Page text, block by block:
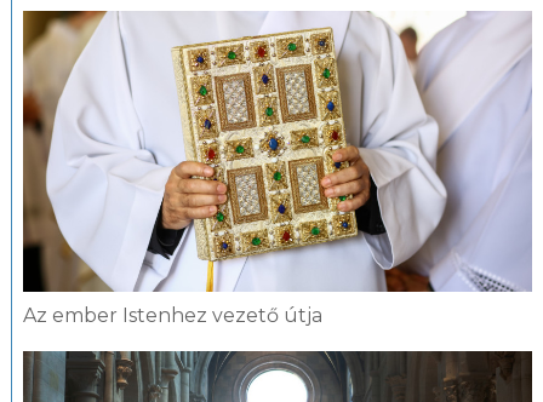
Az ember Istenhez vezető útja